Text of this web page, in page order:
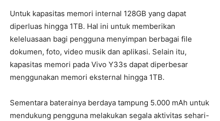
Untuk kapasitas memori internal 128GB yang dapat
diperluas hingga 1TB. Hal ini untuk memberikan
keleluasaan bagi pengguna menyimpan berbagai file
dokumen, foto, video musik dan aplikasi. Selain itu,
kapasitas memori pada Vivo Y33s dapat diperbesar
menggunakan memori eksternal hingga 1TB.
Sementara baterainya berdaya tampung 5.000 mAh untuk
mendukung pengguna melakukan segala aktivitas sehari-